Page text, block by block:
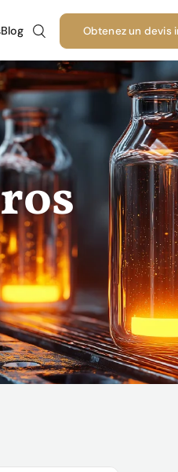
Blog Obtenez un devis